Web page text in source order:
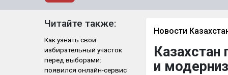
Читайте также:
Как узнать свой
избирательный участок
перед выборами:
появился онлайн-сервис
Новости
Казахстан
и